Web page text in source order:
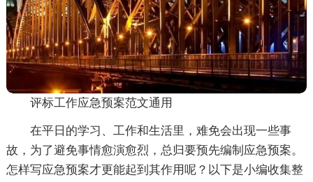
评标工作应急预案范文通用
在平日的学习、工作和生活里，难免会出现一些事
故，为了避免事情愈演愈烈，总归要预先编制应急预案。
怎样写应急预案才更能起到其作用呢？以下是小编收集整